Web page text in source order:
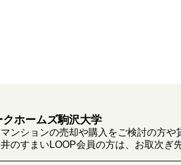
クホームズ駒沢大学
ンションの売却や購入をご検討の方や
のすまいLOOP会員の方は、お取次ぎ